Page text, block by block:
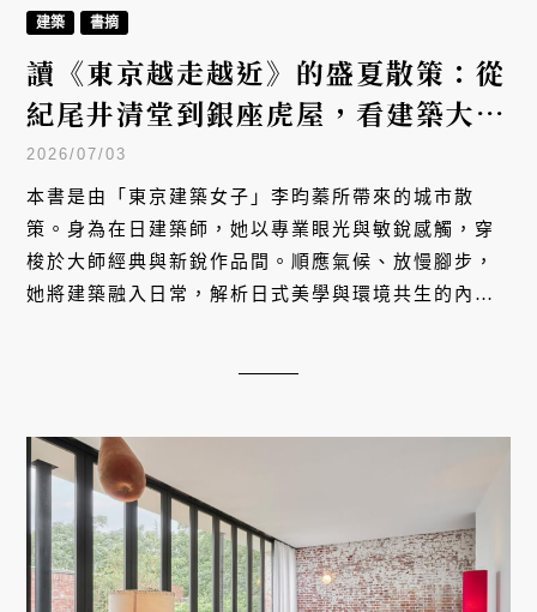
建築 書摘
讀《東京越走越近》的盛夏散策：從
紀尾井清堂到銀座虎屋，看建築大師
內藤廣如何用極致空間安撫城市的焦
躁
2026/07/03
本書是由「東京建築女子」李昀蓁所帶來的城市散
策。身為在日建築師，她以專業眼光與敏銳感觸，穿
梭於大師經典與新銳作品間。順應氣候、放慢腳步，
她將建築融入日常，解析日式美學與環境共生的內